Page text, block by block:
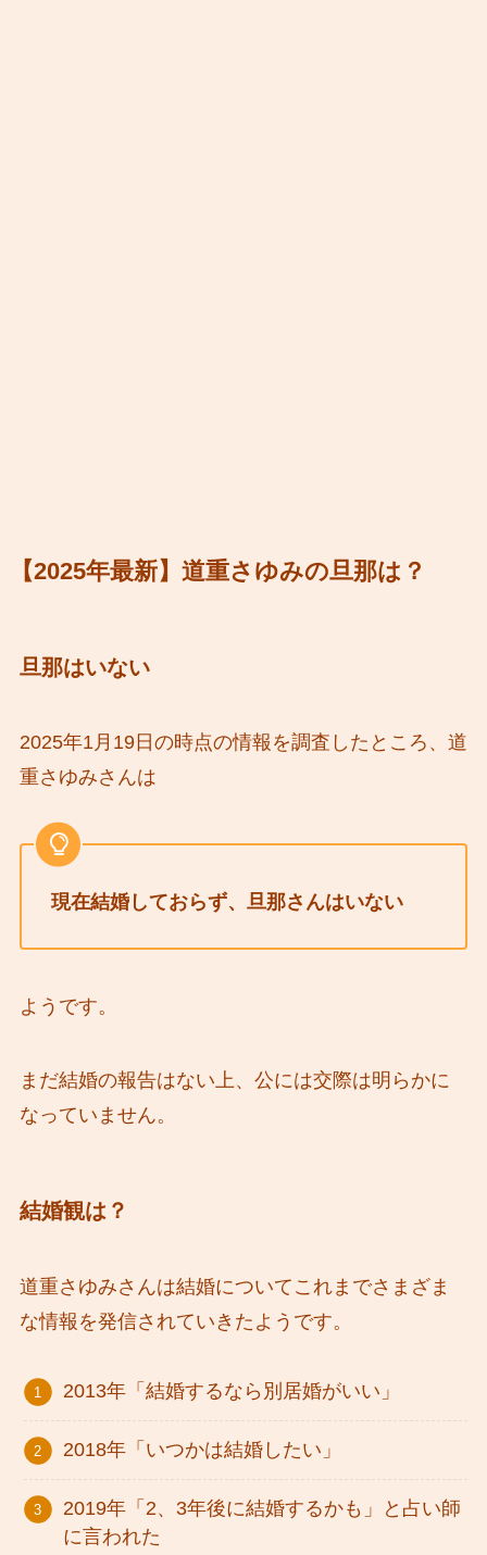
【2025年最新】道重さゆみの旦那は？
旦那はいない
2025年1月19日の時点の情報を調査したところ、道
重さゆみさんは
現在結婚しておらず、旦那さんはいない
ようです。
まだ結婚の報告はない上、公には交際は明らかに
なっていません。
結婚観は？
道重さゆみさんは結婚についてこれまでさまざま
な情報を発信されていきたようです。
2013年「結婚するなら別居婚がいい」
2018年「いつかは結婚したい」
2019年「2、3年後に結婚するかも」と占い師
に言われた